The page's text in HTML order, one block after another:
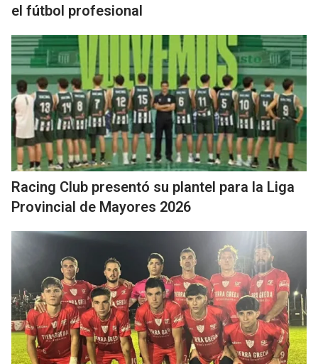
el fútbol profesional
Racing Club presentó su plantel para la Liga
Provincial de Mayores 2026